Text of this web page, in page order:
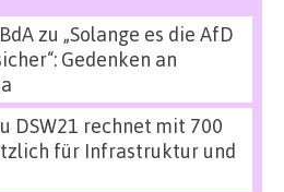
zu „Solange es die AfD
Gedenken an
DSW21 rechnet mit 700
für Infrastruktur und